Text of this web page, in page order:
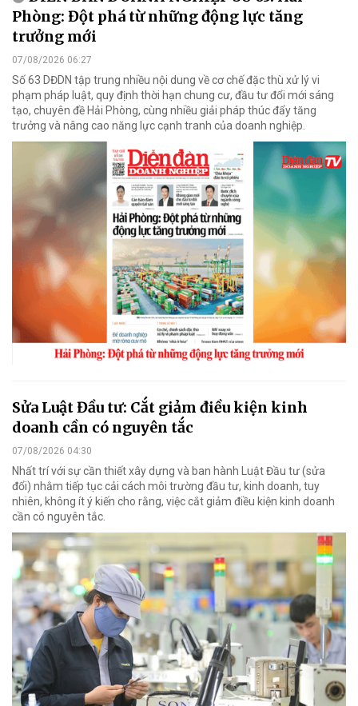
Phòng: Đột phá từ những động lực tăng
trưởng mới
07/08/2026 06:27
Số 63 DĐDN tập trung nhiều nội dung về cơ chế đặc thù xử lý vi
phạm pháp luật, quy định thời hạn chung cư, đầu tư đổi mới sáng
tạo, chuyên đề Hải Phòng, cùng nhiều giải pháp thúc đẩy tăng
trưởng và nâng cao năng lực cạnh tranh của doanh nghiệp.
Sửa Luật Đầu tư: Cắt giảm điều kiện kinh
doanh cần có nguyên tắc
07/08/2026 04:30
Nhất trí với sự cần thiết xây dựng và ban hành Luật Đầu tư (sửa
đổi) nhằm tiếp tục cải cách môi trường đầu tư, kinh doanh, tuy
nhiên, không ít ý kiến cho rằng, việc cắt giảm điều kiện kinh doanh
cần có nguyên tắc.